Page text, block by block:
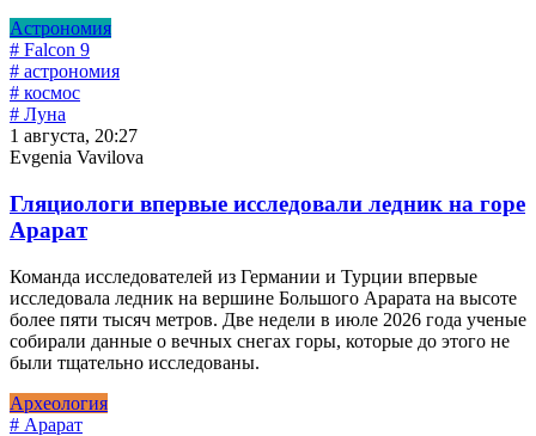
Астрономия
# Falcon 9
# астрономия
# космос
# Луна
1 августа, 20:27
Evgenia Vavilova
Гляциологи впервые исследовали ледник на горе
Арарат
Команда исследователей из Германии и Турции впервые
исследовала ледник на вершине Большого Арарата на высоте
более пяти тысяч метров. Две недели в июле 2026 года ученые
собирали данные о вечных снегах горы, которые до этого не
были тщательно исследованы.
Археология
# Арарат